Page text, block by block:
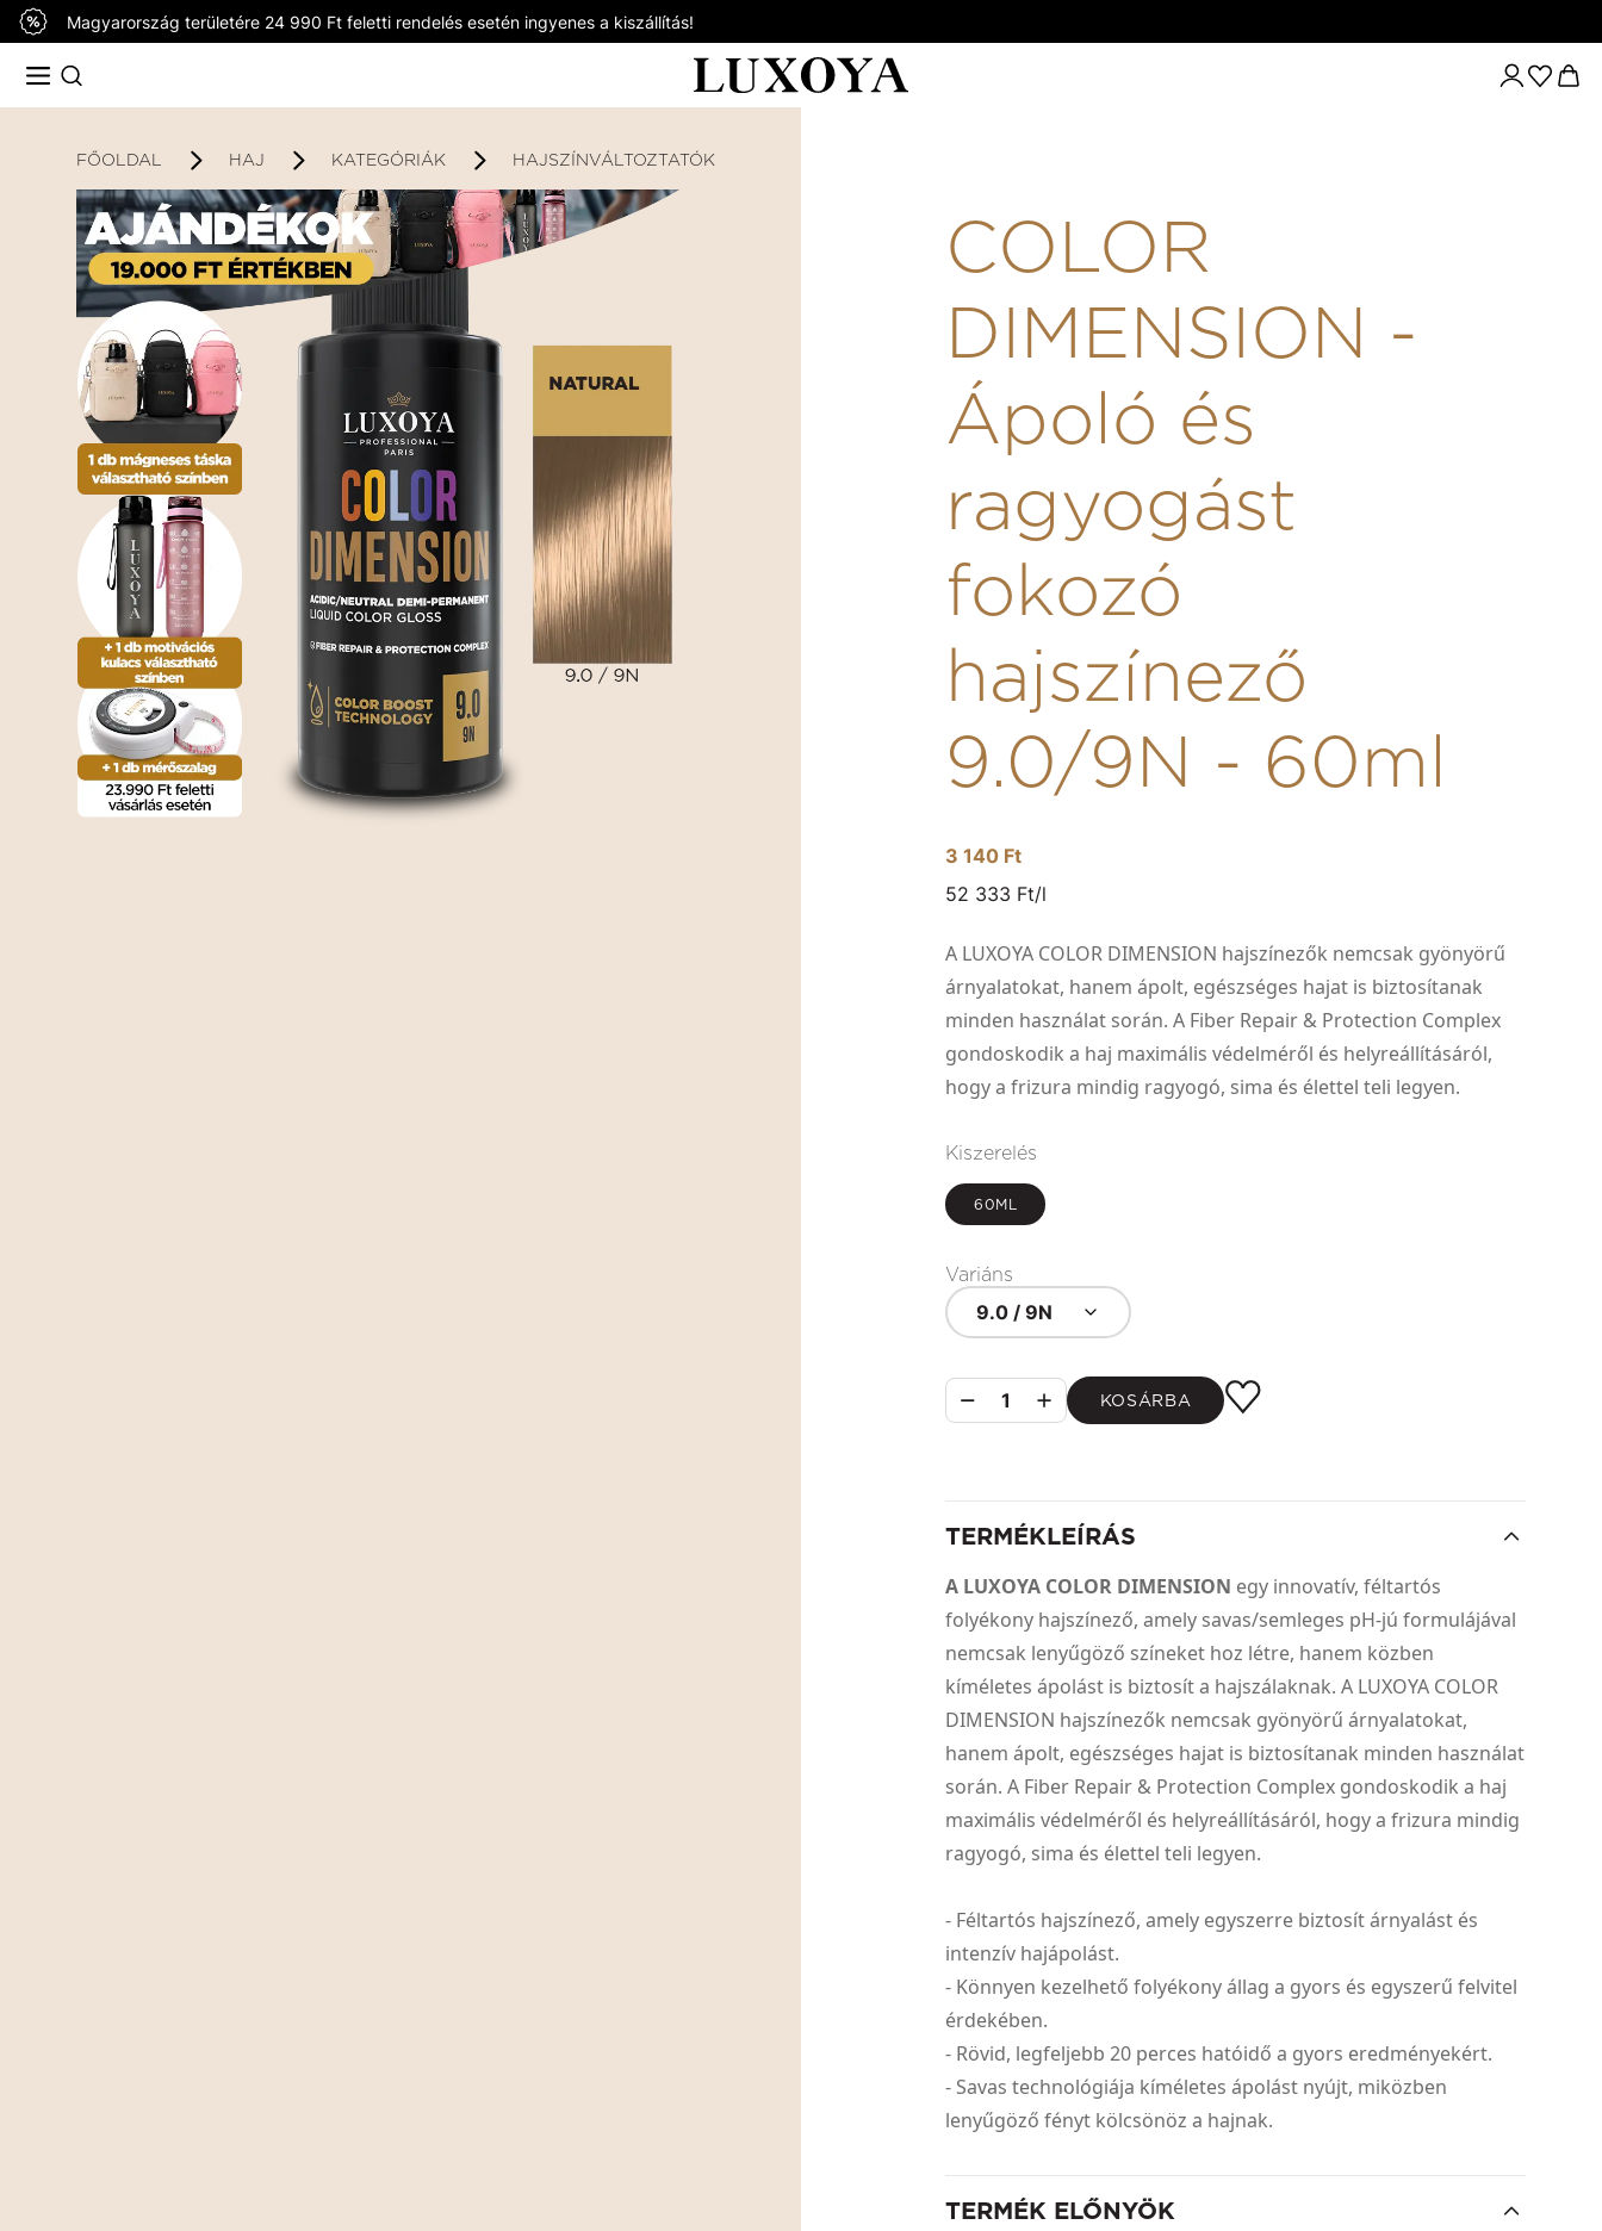
Magyarország területére 24 990 Ft feletti rendelés esetén ingyenes a kiszállítás!
FŐOLDAL HAJ KATEGÓRIÁK HAJSZÍNVÁLTOZTATÓK
COLOR
DIMENSION -
Ápoló és
ragyogást
fokozó
hajszínező
9.0/9N - 60ml
3 140 Ft
52 333 Ft/l
A LUXOYA COLOR DIMENSION hajszínezők nemcsak gyönyörű
árnyalatokat, hanem ápolt, egészséges hajat is biztosítanak
minden használat során. A Fiber Repair & Protection Complex
gondoskodik a haj maximális védelméről és helyreállításáról,
hogy a frizura mindig ragyogó, sima és élettel teli legyen.
Kiszerelés
60ML
Variáns
9.0 / 9N
1 KOSÁRBA
TERMÉKLEÍRÁS
A LUXOYA COLOR DIMENSION egy innovatív, féltartós
folyékony hajszínező, amely savas/semleges pH-jú formulájával
nemcsak lenyűgöző színeket hoz létre, hanem közben
kíméletes ápolást is biztosít a hajszálaknak. A LUXOYA COLOR
DIMENSION hajszínezők nemcsak gyönyörű árnyalatokat,
hanem ápolt, egészséges hajat is biztosítanak minden használat
során. A Fiber Repair & Protection Complex gondoskodik a haj
maximális védelméről és helyreállításáról, hogy a frizura mindig
ragyogó, sima és élettel teli legyen.
- Féltartós hajszínező, amely egyszerre biztosít árnyalást és
intenzív hajápolást.
- Könnyen kezelhető folyékony állag a gyors és egyszerű felvitel
érdekében.
- Rövid, legfeljebb 20 perces hatóidő a gyors eredményekért.
- Savas technológiája kíméletes ápolást nyújt, miközben
lenyűgöző fényt kölcsönöz a hajnak.
TERMÉK ELŐNYÖK